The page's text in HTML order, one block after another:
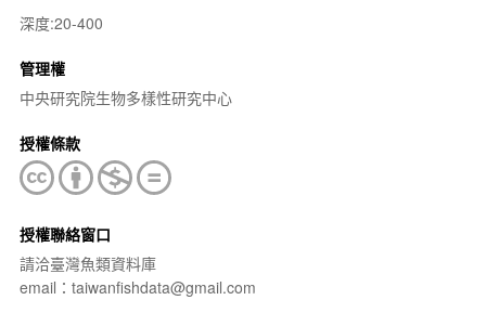
深度:20-400
管理權
中央研究院生物多樣性研究中心
授權條款
授權聯絡窗口
請洽臺灣魚類資料庫
email：taiwanfishdata@gmail.com